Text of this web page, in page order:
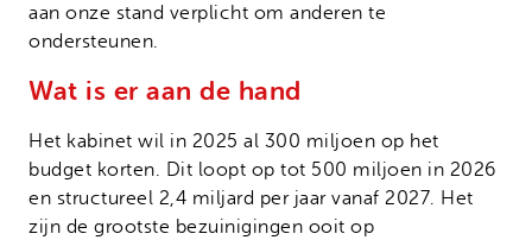
aan onze stand verplicht om anderen te
ondersteunen.
Wat is er aan de hand
Het kabinet wil in 2025 al 300 miljoen op het
budget korten. Dit loopt op tot 500 miljoen in 2026
en structureel 2,4 miljard per jaar vanaf 2027. Het
zijn de grootste bezuinigingen ooit op